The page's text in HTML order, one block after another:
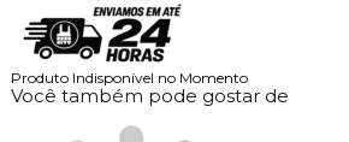
Produto Indisponível no Momento
Você também pode gostar de